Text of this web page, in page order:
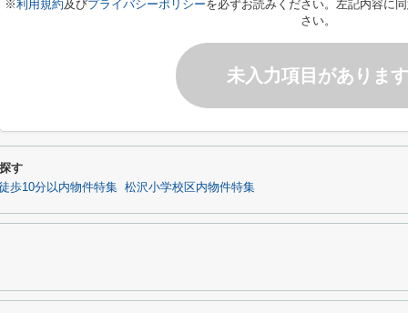
※利用規約及びプライバシーポリシーを必ずお読みください。左記内容に
さい。
未入力項目があります
す
歩10分以内物件特集 松沢小学校区内物件特集